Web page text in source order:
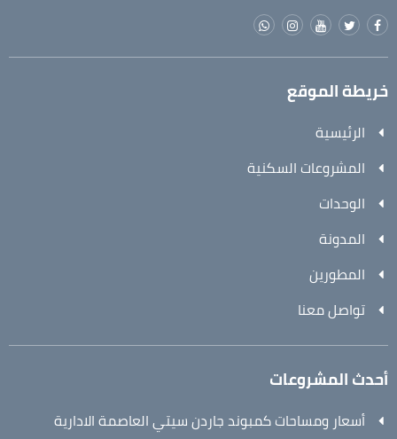
خريطة الموقع
الرئيسية
المشروعات السكنية
الوحدات
المدونة
المطورين
تواصل معنا
أحدث المشروعات
أسعار ومساحات كمبوند جاردن سيتي العاصمة الادارية